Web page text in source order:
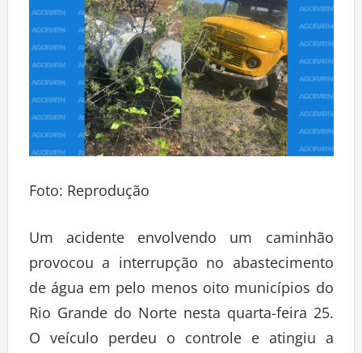
Foto: Reprodução
Um acidente envolvendo um caminhão
provocou a interrupção no abastecimento
de água em pelo menos oito municípios do
Rio Grande do Norte nesta quarta-feira 25.
O veículo perdeu o controle e atingiu a